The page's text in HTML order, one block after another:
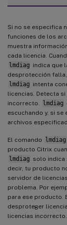
Si no se especifica
funciones de los
muestra
cada licencia.
lmdiag indica que
desprotección falla,
lmdiag intenta
licencias. Detecta
incorrecto.
lmdiag
escuchando y, si
archivos
El comando lmdiag
producto Citrix
lmdiag solo indica
decir, tu producto
servidor de
problema. Por
para ese producto.
desproteger
licencias incorrecto.